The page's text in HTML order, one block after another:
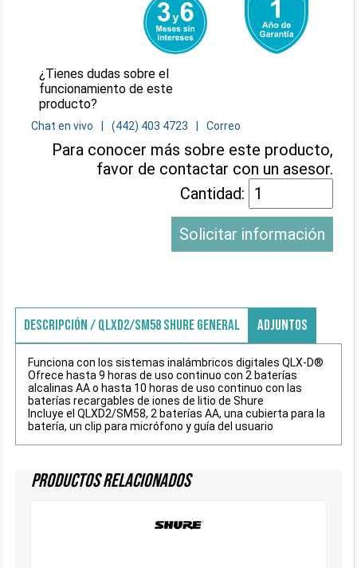
¿Tienes dudas sobre el
funcionamiento de este
producto?
Chat en vivo (442) 403 4723 Correo
Para conocer más sobre este producto,
favor de contactar con un asesor.
Cantidad:
Solicitar información
DESCRIPCIÓN / QLXD2/SM58 SHURE GENERAL ADJUNTOS
Funciona con los sistemas inalámbricos digitales QLX-D®
Ofrece hasta 9 horas de uso continuo con 2 baterías
alcalinas AA o hasta 10 horas de uso continuo con las
baterías recargables de iones de litio de Shure
Incluye el QLXD2/SM58, 2 baterías AA, una cubierta para la
batería, un clip para micrófono y guía del usuario
Productos Relacionados